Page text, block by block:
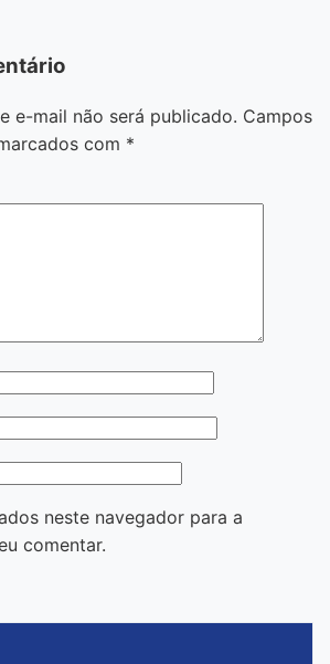
e-mail não será publicado. Campos
com *
neste navegador para a
comentar.